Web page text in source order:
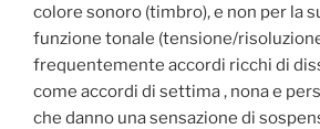
colore sonoro (timbro), e non per la
funzione tonale (tensione/
frequentemente accordi ricchi di
come accordi di settima , nona e
che danno una sensazione di